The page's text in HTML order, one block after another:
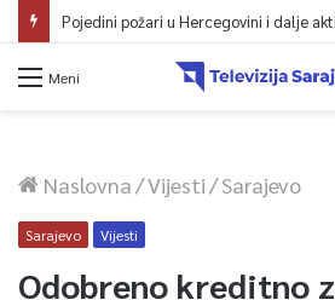
Meni
Naslovna/Vijesti/Sarajevo
Sarajevo Vijesti
Odobreno kreditno